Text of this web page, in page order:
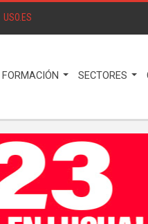
USO.ES
FORMACIÓN SECTORES